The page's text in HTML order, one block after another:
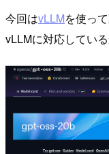
今回はvLLMを使っ
vLLMに対応してい